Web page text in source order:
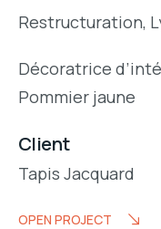
Restructuration,
Décoratrice
Pommier jaune
Client
Tapis Jacquard
OPEN PROJECT